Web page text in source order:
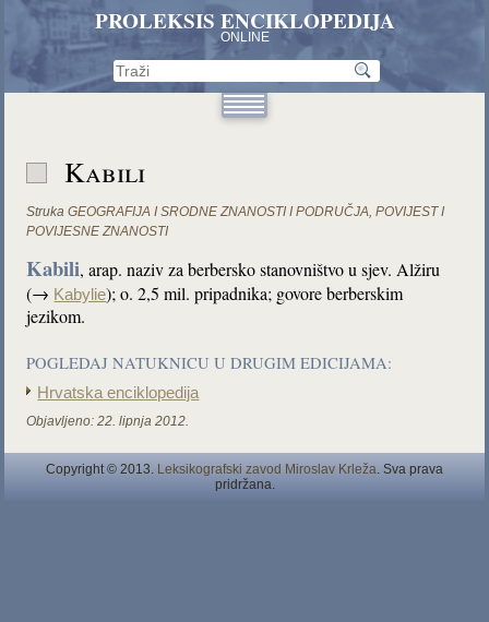
PROLEKSIS ENCIKLOPEDIJA
ONLINE
Kabili
Struka GEOGRAFIJA I SRODNE ZNANOSTI I PODRUČJA,POVIJEST I
POVIJESNE ZNANOSTI
Kabili, arap. naziv za berbersko stanovništvo u sjev. Alžiru
(→ Kabylie); o. 2,5 mil. pripadnika; govore berberskim
jezikom.
POGLEDAJ NATUKNICU U DRUGIM EDICIJAMA:
Hrvatska enciklopedija
Objavljeno: 22. lipnja 2012.
Copyright © 2013. Leksikografski zavod Miroslav Krleža. Sva prava
pridržana.